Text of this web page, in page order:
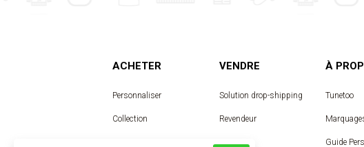
ACHETER
Personnaliser
Collection
VENDRE
Solution drop-shipping
Revendeur
Designer
À
Tunetoo
Guide